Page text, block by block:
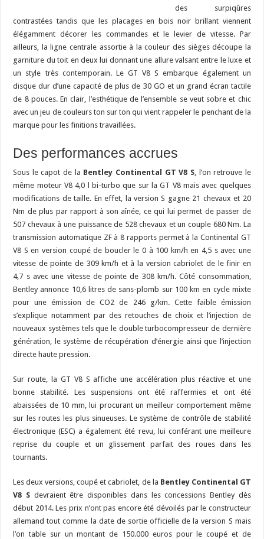
des surpiqûres
contrastées tandis que les placages en bois noir brillant viennent
élégamment décorer les commandes et le levier de vitesse. Par
ailleurs, la ligne centrale assortie à la couleur des sièges découpe la
garniture du toit en deux lui donnant une allure valsant entre le luxe et
un style très contemporain. Le GT V8 S embarque également un
disque dur d’une capacité de plus de 30 GO et un grand écran tactile
de 8 pouces. En clair, l’esthétique de l’ensemble se veut sobre et chic
avec un jeu de couleurs ton sur ton qui vient rappeler le penchant de la
marque pour les finitions travaillées.
Des performances accrues
Sous le capot de la Bentley Continental GT V8 S, l’on retrouve le
même moteur V8 4,0 l bi-turbo que sur la GT V8 mais avec quelques
modifications de taille. En effet, la version S gagne 21 chevaux et 20
Nm de plus par rapport à son aînée, ce qui lui permet de passer de
507 chevaux à une puissance de 528 chevaux et un couple 680 Nm. La
transmission automatique ZF à 8 rapports permet à la Continental GT
V8 S en version coupé de boucler le 0 à 100 km/h en 4,5 s avec une
vitesse de pointe de 309 km/h et à la version cabriolet de le finir en
4,7 s avec une vitesse de pointe de 308 km/h. Côté consommation,
Bentley annonce 10,6 litres de sans-plomb sur 100 km en cycle mixte
pour une émission de CO2 de 246 g/km. Cette faible émission
s’explique notamment par des retouches de choix et l’injection de
nouveaux systèmes tels que le double turbocompresseur de dernière
génération, le système de récupération d’énergie ainsi que l’injection
directe haute pression.
Sur route, la GT V8 S affiche une accélération plus réactive et une
bonne stabilité. Les suspensions ont été raffermies et ont été
abaissées de 10 mm, lui procurant un meilleur comportement même
sur les routes les plus sinueuses. Le système de contrôle de stabilité
électronique (ESC) a également été revu, lui conférant une meilleure
reprise du couple et un glissement parfait des roues dans les
tournants.
Les deux versions, coupé et cabriolet, de la Bentley Continental GT
V8 Sdevraient être disponibles dans les concessions Bentley dès
début 2014. Les prix n’ont pas encore été dévoilés par le constructeur
allemand tout comme la date de sortie officielle de la version S mais
l’on table sur un montant de 150.000 euros pour le coupé et de